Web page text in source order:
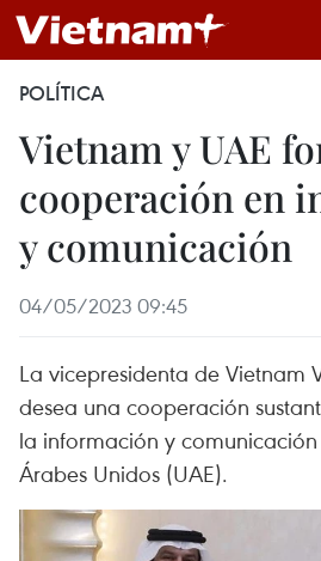
POLÍTICA
Vietnam y UAE
cooperación en
y comunicación
04/05/2023 09:45
La vicepresidenta de Vietnam
desea una cooperación
la información y
Árabes Unidos (UAE).